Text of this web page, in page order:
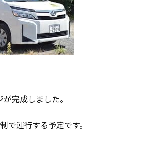
完成しました。
で運行する予定です。